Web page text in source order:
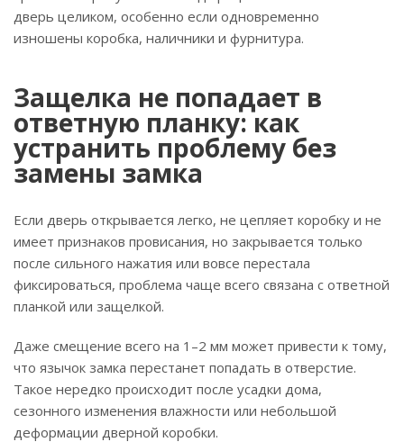
дверь целиком, особенно если одновременно
изношены коробка, наличники и фурнитура.
Защелка не попадает в
ответную планку: как
устранить проблему без
замены замка
Если дверь открывается легко, не цепляет коробку и не
имеет признаков провисания, но закрывается только
после сильного нажатия или вовсе перестала
фиксироваться, проблема чаще всего связана с ответной
планкой или защелкой.
Даже смещение всего на 1–2 мм может привести к тому,
что язычок замка перестанет попадать в отверстие.
Такое нередко происходит после усадки дома,
сезонного изменения влажности или небольшой
деформации дверной коробки.